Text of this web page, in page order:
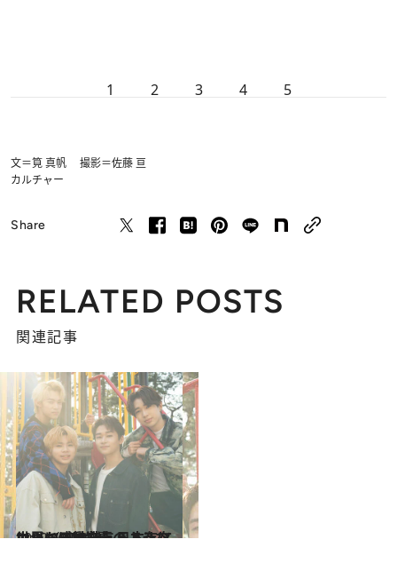
1 2 3 4 5
文＝筧 真帆 撮影＝佐藤 亘
カルチャー
Share
RELATED POSTS
関連記事
2022.4.11
いつかBTS先輩のような 世界に感動を与える存在に。 《T1419》日本人メンバーの挑戦
カルチャー